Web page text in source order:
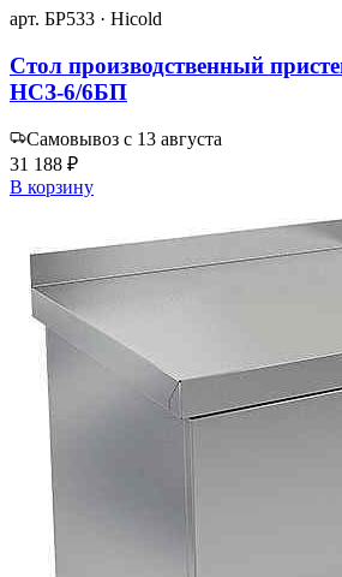
арт. БР533 · Hicold
Стол производственный
НСЗ-6/6БП
Самовывоз с 13 августа
31 188 ₽
В корзину